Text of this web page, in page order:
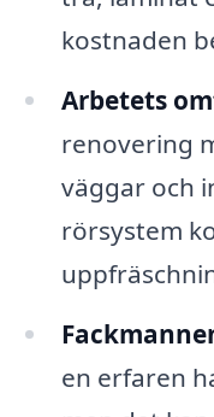
kostnaden
Arbetets
renovering
väggar och
rörsystem
en erfaren